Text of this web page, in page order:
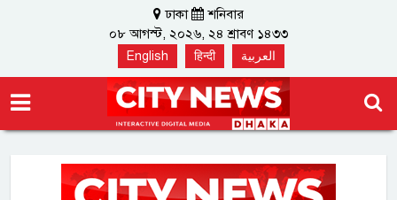
ঢাকা
শনিবার
০৮ আগস্ট, ২০২৬, ২৪ শ্রাবণ ১৪৩৩
English हिन्दी العربية